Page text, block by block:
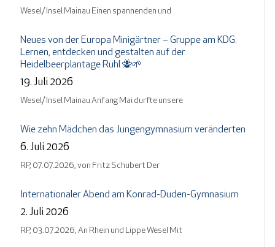
Wesel/ Insel Mainau Einen spannenden und
Neues von der Europa Minigärtner – Gruppe am KDG:
Lernen, entdecken und gestalten auf der
Heidelbeerplantage Rühl 🐝🌱
19. Juli 2026
Wesel/ Insel Mainau Anfang Mai durfte unsere
Wie zehn Mädchen das Jungengymnasium veränderten
6. Juli 2026
RP, 07.07.2026, von Fritz Schubert Der
Internationaler Abend am Konrad-Duden-Gymnasium
2. Juli 2026
RP, 03.07.2026, An Rhein und Lippe Wesel Mit